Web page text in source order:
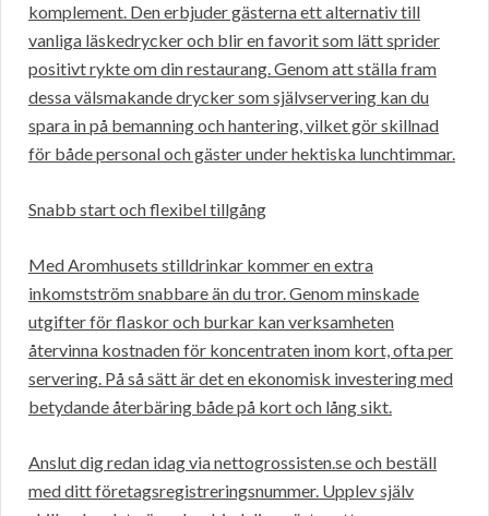
komplement. Den erbjuder gästerna ett alternativ till
vanliga läskedrycker och blir en favorit som lätt sprider
positivt rykte om din restaurang. Genom att ställa fram
dessa välsmakande drycker som självservering kan du
spara in på bemanning och hantering, vilket gör skillnad
för både personal och gäster under hektiska lunchtimmar.
Snabb start och flexibel tillgång
Med Aromhusets stilldrinkar kommer en extra
inkomstström snabbare än du tror. Genom minskade
utgifter för flaskor och burkar kan verksamheten
återvinna kostnaden för koncentraten inom kort, ofta per
servering. På så sätt är det en ekonomisk investering med
betydande återbäring både på kort och lång sikt.
Anslut dig redan idag via nettogrossisten.se och beställ
med ditt företagsregistreringsnummer. Upplev själv